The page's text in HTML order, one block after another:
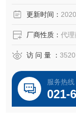
都可随手使用。
更新时间：
厂商性质： 代理
访 问 量 ： 3520
服务热线
021-